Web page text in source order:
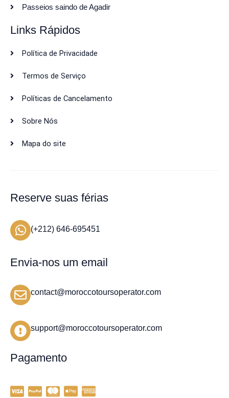
Passeios saindo de Agadir
Links Rápidos
Política de Privacidade
Termos de Serviço
Políticas de Cancelamento
Sobre Nós
Mapa do site
Reserve suas férias
(+212) 646-695451
Envia-nos um email
contact@moroccotoursoperator.com
support@moroccotoursoperator.com
Pagamento